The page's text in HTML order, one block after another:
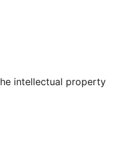
Tumblr account
intellectual property